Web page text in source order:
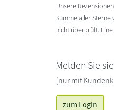
Unsere
Summe aller
nicht überprüft.
Melden Sie
(nur mit
zum Login